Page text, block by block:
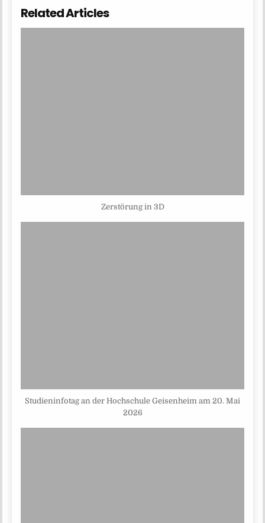
Related Articles
Zerstörung in 3D
Studieninfotag an der Hochschule Geisenheim am 20. Mai
2026